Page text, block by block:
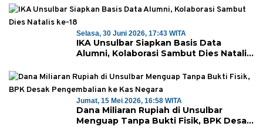
Selasa, 30 Juni 2026, 17:43 WITA
IKA Unsulbar Siapkan Basis Data
Alumni, Kolaborasi Sambut Dies Natalis
Jumat, 15 Mei 2026, 16:58 WITA
Dana Miliaran Rupiah di Unsulbar
Menguap Tanpa Bukti Fisik, BPK Desak